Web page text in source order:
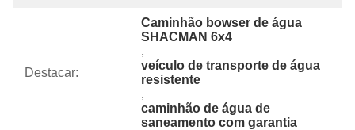
Destacar:
Caminhão bowser de água
SHACMAN 6x4
,
veículo de transporte de água
resistente
,
caminhão de água de
saneamento com garantia